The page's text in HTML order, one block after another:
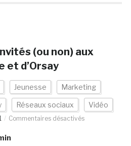
(ou non) aux
et d’Orsay
Jeunesse Marketing
Réseaux sociaux Vidéo
Commentaires désactivés